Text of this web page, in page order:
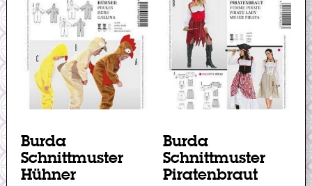
Burda
Schnittmuster
Hühner
Burda
Schnittmuster
Piratenbraut